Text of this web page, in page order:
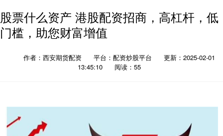
股票什么资产 港股配资招商，高杠杆，低
门槛，助您财富增值
作者：西安期货配资 平台：配资炒股平台
更新：2025-02-01
13:45:10
阅读：55